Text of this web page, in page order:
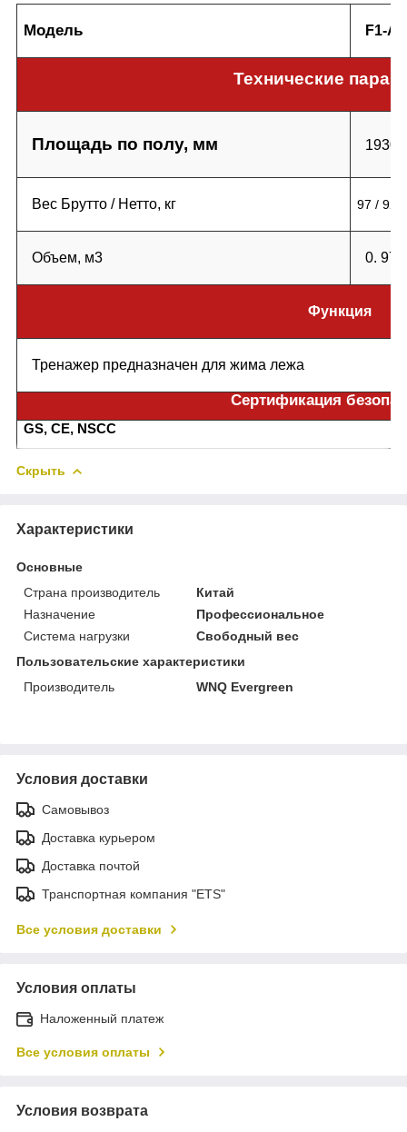
Модель F1-
Технические
Площадь по полу, мм 1930
Вес Брутто / Нетто, кг 97 / 92
Объем, м3 0. 973
Функция
Тренажер предназначен для жима лежа
Сертификация
GS, CE, NSCC
Скрыть
Характеристики
Основные
Страна производитель
Китай
Назначение
Профессиональное
Система нагрузки
Свободный вес
Пользовательские характеристики
Производитель
WNQ Evergreen
Условия доставки
Самовывоз
Доставка курьером
Доставка почтой
Транспортная компания "ETS"
Все условия доставки
Условия оплаты
Наложенный платеж
Все условия оплаты
Условия возврата